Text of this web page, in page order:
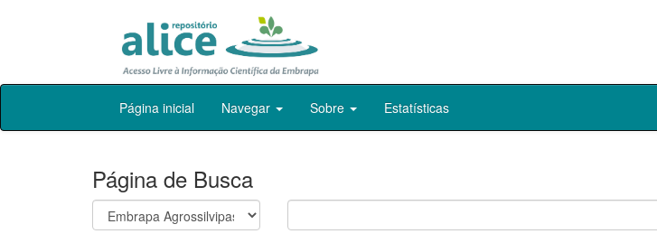
Skip
Página inicial Navegar Sobre Estatísticas
Página de Busca